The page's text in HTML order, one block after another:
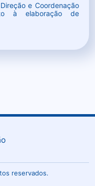
e Coordenação
à elaboração de
reservados.